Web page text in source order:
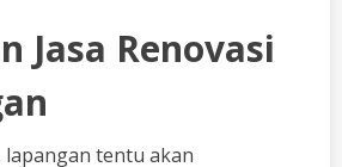
Jasa Renovasi
tentu akan